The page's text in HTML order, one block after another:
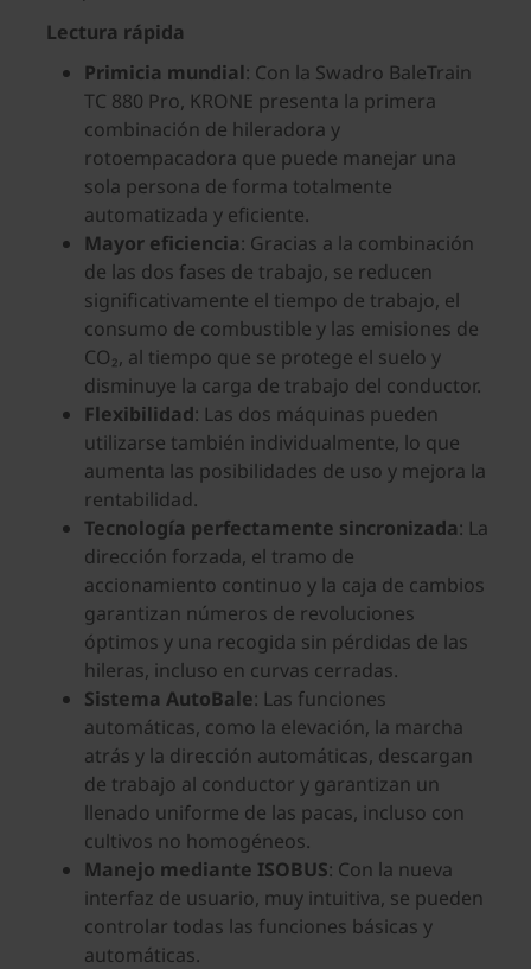
Lectura rápida
Primicia mundial: Con la Swadro BaleTrain
TC 880 Pro, KRONE presenta la primera
combinación de hileradora y
rotoempacadora que puede manejar una
sola persona de forma totalmente
automatizada y eficiente.
Mayor eficiencia: Gracias a la combinación
de las dos fases de trabajo, se reducen
significativamente el tiempo de trabajo, el
consumo de combustible y las emisiones de
CO₂, al tiempo que se protege el suelo y
disminuye la carga de trabajo del conductor.
Flexibilidad: Las dos máquinas pueden
utilizarse también individualmente, lo que
aumenta las posibilidades de uso y mejora la
rentabilidad.
Tecnología perfectamente sincronizada: La
dirección forzada, el tramo de
accionamiento continuo y la caja de cambios
garantizan números de revoluciones
óptimos y una recogida sin pérdidas de las
hileras, incluso en curvas cerradas.
Sistema AutoBale: Las funciones
automáticas, como la elevación, la marcha
atrás y la dirección automáticas, descargan
de trabajo al conductor y garantizan un
llenado uniforme de las pacas, incluso con
cultivos no homogéneos.
Manejo mediante ISOBUS: Con la nueva
interfaz de usuario, muy intuitiva, se pueden
controlar todas las funciones básicas y
automáticas.